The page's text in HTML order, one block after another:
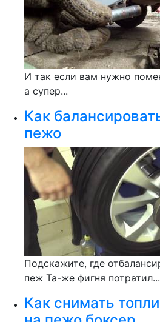
И так если вам нужно
а супер...
Как
пежо
Подскажите, где
пеж Та-же фигня потратил...
Как снимать